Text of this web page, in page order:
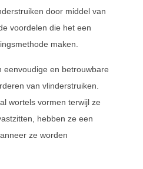
door middel van
voordelen die het een
maken.
eenvoudige en betrouwbare
van vlinderstruiken.
wortels vormen terwijl ze
hebben ze een
ze worden